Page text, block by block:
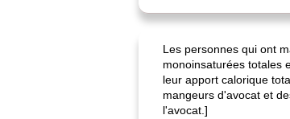
Les personnes qui ont
monoinsaturées totales
leur apport calorique
mangeurs d'avocat et
l'avocat.]